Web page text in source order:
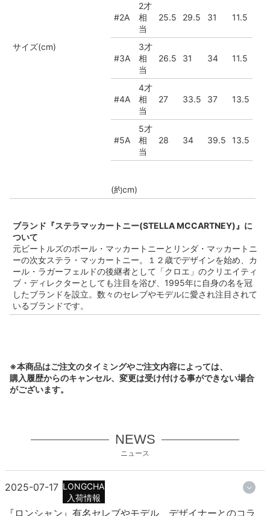
サイズ(cm)
#2A
2才
相
当
25.5 29.5 31 11.5
#3A
3才
相
当
26.5 31 34 11.5
#4A
4才
相
当
27 33.5 37 13.5
#5A
5才
相
当
28 34 39.5 13.5
(約cm)
ブランド『ステラマッカートニー(STELLA MCCARTNEY)』に
ついて
元ビートルズのポール・マッカートニーとリンダ・マッカートニ
ーの次女ステラ・マッカートニー。１２歳でデザインを始め、カ
ール・ラガーフェルドの後継者として「クロエ」のクリエイティ
ブ・ディレクターとしても注目を浴び、1995年に自身の名を冠
したブランドを設立。数々のセレブやモデルに愛され注目されて
いるブランドです。
※本商品はご注文のタイミングやご注文内容によっては、
購入履歴からのキャンセル、変更は受け付ける事ができない場合
がございます。
NEWS
ニュース
2025-07-17 LONGCHAMP
入荷情報
『ロンシャン』有名セレブやモデル、デザイナーとのコラ